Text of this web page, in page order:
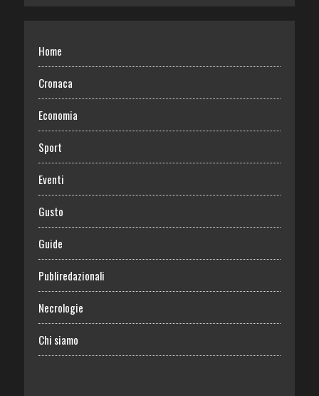
Home
Cronaca
Economia
Sport
Eventi
Gusto
Guide
Publiredazionali
Necrologie
Chi siamo